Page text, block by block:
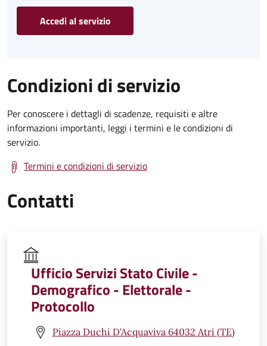
Accedi al servizio
Condizioni di servizio
Per conoscere i dettagli di scadenze, requisiti e altre
informazioni importanti, leggi i termini e le condizioni di
servizio.
Termini e condizioni di servizio
Contatti
Ufficio Servizi Stato Civile -
Demografico - Elettorale -
Protocollo
Piazza Duchi D'Acquaviva 64032 Atri (TE)